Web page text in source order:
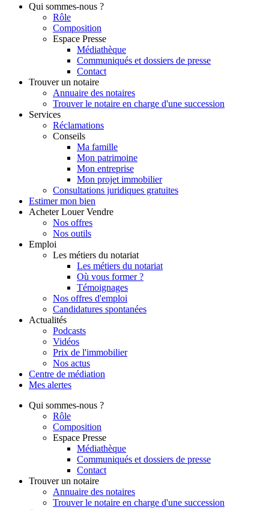
Qui sommes-nous ?
Rôle
Composition
Espace Presse
Médiathèque
Communiqués et dossiers de presse
Contact
Trouver un notaire
Annuaire des notaires
Trouver le notaire en charge d'une succession
Services
Réclamations
Conseils
Ma famille
Mon patrimoine
Mon entreprise
Mon projet immobilier
Consultations juridiques gratuites
Estimer mon bien
Acheter Louer Vendre
Nos offres
Nos outils
Emploi
Les métiers du notariat
Les métiers du notariat
Où vous former ?
Témoignages
Nos offres d'emploi
Candidatures spontanées
Actualités
Podcasts
Vidéos
Prix de l'immobilier
Nos actus
Centre de médiation
Mes alertes
Qui sommes-nous ?
Rôle
Composition
Espace Presse
Médiathèque
Communiqués et dossiers de presse
Contact
Trouver un notaire
Annuaire des notaires
Trouver le notaire en charge d'une succession